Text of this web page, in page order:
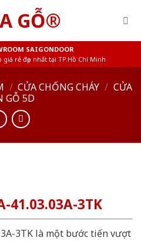
SAIGONDOOR
rẻ đẹp nhất tại TP.Hồ Chí Minh
/ CỬA CHỐNG CHÁY / CỬA
GỖ 5D
41.03.03A-3TK
3TK là một bước tiến vượt